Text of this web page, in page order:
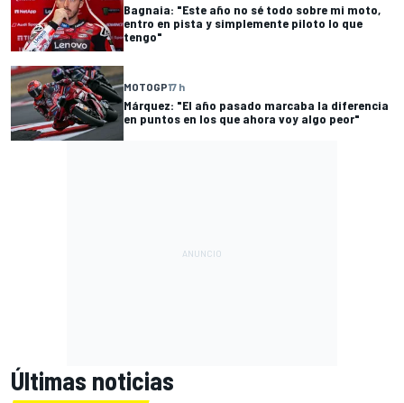
Bagnaia: "Este año no sé todo sobre mi moto,
entro en pista y simplemente piloto lo que
tengo"
MOTOGP17 h
Márquez: "El año pasado marcaba la diferencia
en puntos en los que ahora voy algo peor"
Últimas noticias